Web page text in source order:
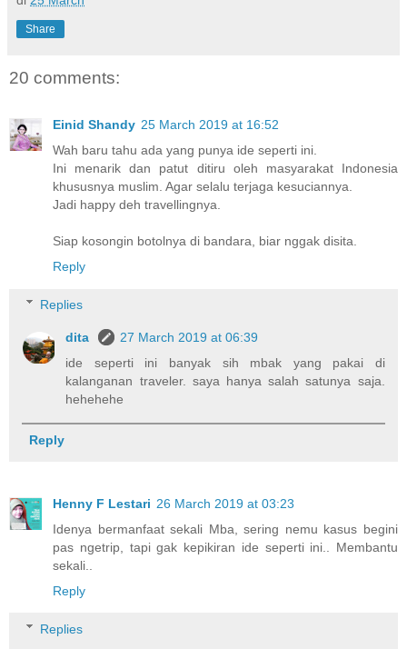
Share
20 comments:
Einid Shandy 25 March 2019 at 16:52
Wah baru tahu ada yang punya ide seperti ini.
Ini menarik dan patut ditiru oleh masyarakat Indonesia
khususnya muslim. Agar selalu terjaga kesuciannya.
Jadi happy deh travellingnya.
Siap kosongin botolnya di bandara, biar nggak disita.
Reply
Replies
dita
27 March 2019 at 06:39
ide seperti ini banyak sih mbak yang pakai di
kalanganan traveler. saya hanya salah satunya saja.
hehehehe
Reply
Henny F Lestari 26 March 2019 at 03:23
Idenya bermanfaat sekali Mba, sering nemu kasus begini
pas ngetrip, tapi gak kepikiran ide seperti ini.. Membantu
sekali..
Reply
Replies